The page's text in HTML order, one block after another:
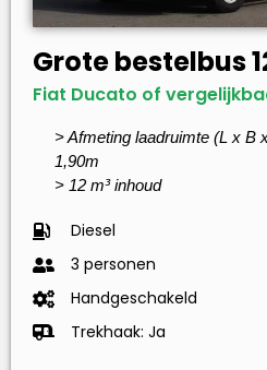
Grote bestelbus
Fiat Ducato of
> Afmeting laadruimte (L x B
1,90m
> 12 m³ inhoud
Diesel
3 personen
Handgeschakeld
Trekhaak: Ja